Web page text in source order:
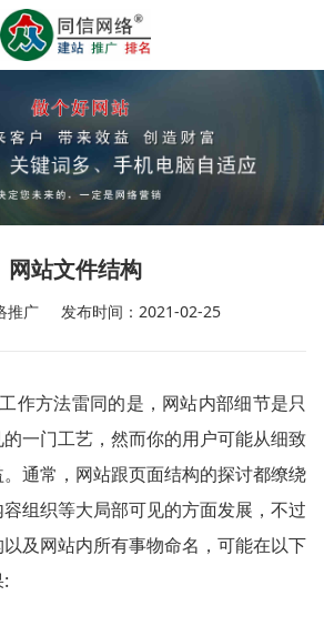
网站文件结构
推广 发布时间：2021-02-25
作方法雷同的是，网站内部细节是只
一门工艺，然而你的用户可能从细致
通常，网站跟页面结构的探讨都缭绕
组织等大局部可见的方面发展，不过
及网站内所有事物命名，可能在以下